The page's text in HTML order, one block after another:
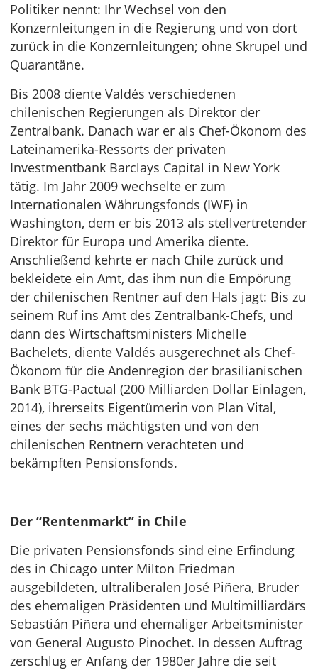
Politiker nennt: Ihr Wechsel von den
Konzernleitungen in die Regierung und von dort
zurück in die Konzernleitungen; ohne Skrupel und
Quarantäne.
Bis 2008 diente Valdés verschiedenen
chilenischen Regierungen als Direktor der
Zentralbank. Danach war er als Chef-Ökonom des
Lateinamerika-Ressorts der privaten
Investmentbank Barclays Capital in New York
tätig. Im Jahr 2009 wechselte er zum
Internationalen Währungsfonds (IWF) in
Washington, dem er bis 2013 als stellvertretender
Direktor für Europa und Amerika diente.
Anschließend kehrte er nach Chile zurück und
bekleidete ein Amt, das ihm nun die Empörung
der chilenischen Rentner auf den Hals jagt: Bis zu
seinem Ruf ins Amt des Zentralbank-Chefs, und
dann des Wirtschaftsministers Michelle
Bachelets, diente Valdés ausgerechnet als Chef-
Ökonom für die Andenregion der brasilianischen
Bank BTG-Pactual (200 Milliarden Dollar Einlagen,
2014), ihrerseits Eigentümerin von Plan Vital,
eines der sechs mächtigsten und von den
chilenischen Rentnern verachteten und
bekämpften Pensionsfonds.
Der “Rentenmarkt” in Chile
Die privaten Pensionsfonds sind eine Erfindung
des in Chicago unter Milton Friedman
ausgebildeten, ultraliberalen José Piñera, Bruder
des ehemaligen Präsidenten und Multimilliardärs
Sebastián Piñera und ehemaliger Arbeitsminister
von General Augusto Pinochet. In dessen Auftrag
zerschlug er Anfang der 1980er Jahre die seit